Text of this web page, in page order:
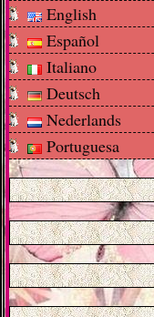
English
Español
Italiano
Deutsch
Nederlands
Portuguesa